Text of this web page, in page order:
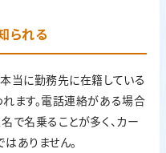
られる
当に勤務先に在籍している
ます。電話連絡がある場合
で名乗ることが多く、カー
ありません。